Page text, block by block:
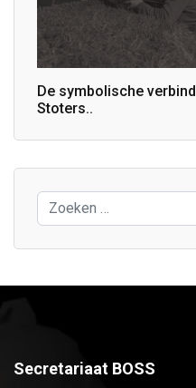
De symbolische
Stoters..
Zoeken
Secretariaat BOSS